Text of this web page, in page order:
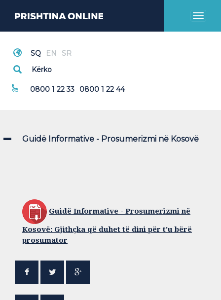
Toggle
Thirrje Emergjente
0800 1 22 33 0800 1 22 44
Guidë Informative - Prosumerizmi në Kosovë
Guidë Informative - Prosumerizmi në
Kosovë: Gjithçka që duhet të dini për t'u bërë
prosumator